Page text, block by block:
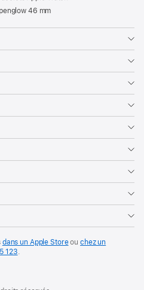
46 mm
dans un Apple Storeouchez un
123